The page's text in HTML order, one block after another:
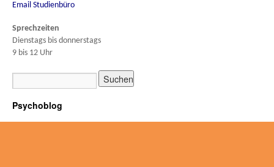
Email Studienbüro
Sprechzeiten
Dienstags bis donnerstags
9 bis 12 Uhr
Psychoblog